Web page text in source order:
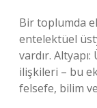
Bir toplumda
entelektüel
vardır.
ilişkileri – bu
felsefe, bilim